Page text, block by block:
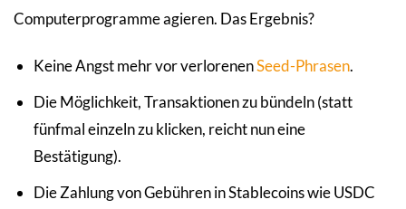
Computerprogramme agieren. Das Ergebnis?
Keine Angst mehr vor verlorenenSeed-Phrasen.
Die Möglichkeit, Transaktionen zu bündeln (statt
fünfmal einzeln zu klicken, reicht nun eine
Bestätigung).
Die Zahlung von Gebühren in Stablecoins wie USDC